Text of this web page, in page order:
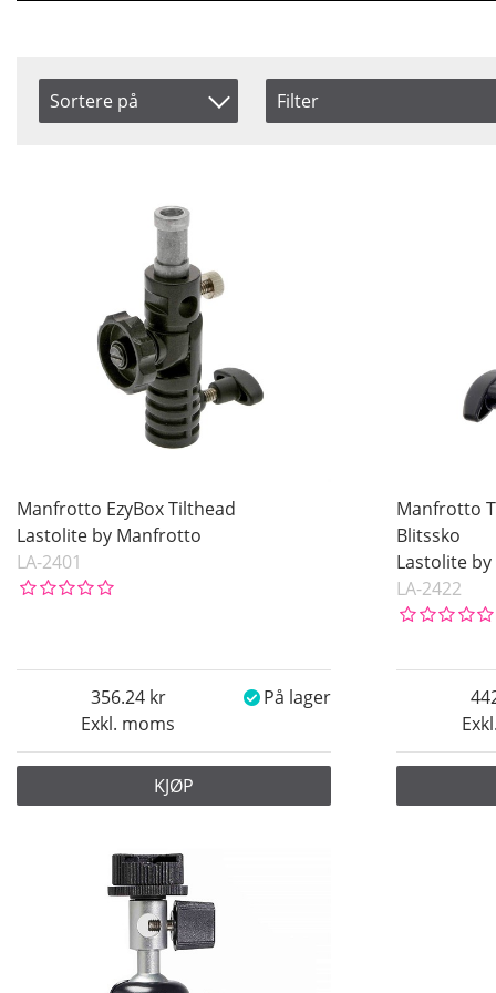
Sortere på Filter
Manfrotto EzyBox Tilthead
Lastolite by Manfrotto
LA-2401
Exkl. moms
356.24 På lager
KJØP
Manfrotto
Blitssko
Lastolite
LA-2422